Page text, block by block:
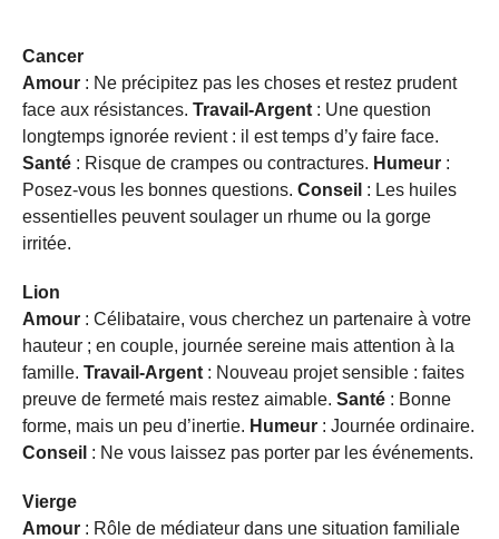
Cancer
Amour : Ne précipitez pas les choses et restez prudent
face aux résistances. Travail-Argent : Une question
longtemps ignorée revient : il est temps d’y faire face.
Santé : Risque de crampes ou contractures. Humeur :
Posez-vous les bonnes questions. Conseil : Les huiles
essentielles peuvent soulager un rhume ou la gorge
irritée.
Lion
Amour : Célibataire, vous cherchez un partenaire à votre
hauteur ; en couple, journée sereine mais attention à la
famille. Travail-Argent : Nouveau projet sensible : faites
preuve de fermeté mais restez aimable. Santé : Bonne
forme, mais un peu d’inertie. Humeur : Journée ordinaire.
Conseil : Ne vous laissez pas porter par les événements.
Vierge
Amour : Rôle de médiateur dans une situation familiale